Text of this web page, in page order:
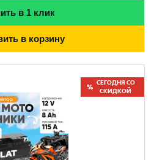
в 1 клик
в корзину
СЕГОДНЯ СО
СКИДКОЙ